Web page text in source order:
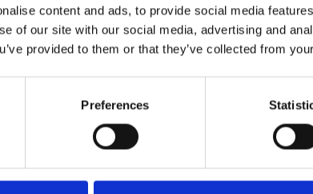
content and ads, to provide social media
of our site with our social media, advertising and
provided to them or that they’ve collected from
Preferences